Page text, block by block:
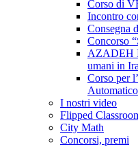
Corso di
Incontro
Consegna
Concorso
AZADEH
umani in
Corso per
I nostri video
Flipped
City Math
Concorsi, premi